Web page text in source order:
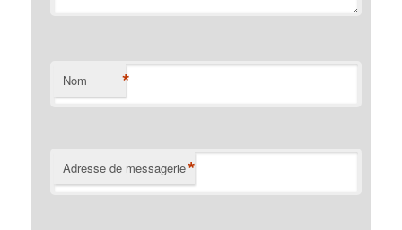
Nom *
Adresse de messagerie*